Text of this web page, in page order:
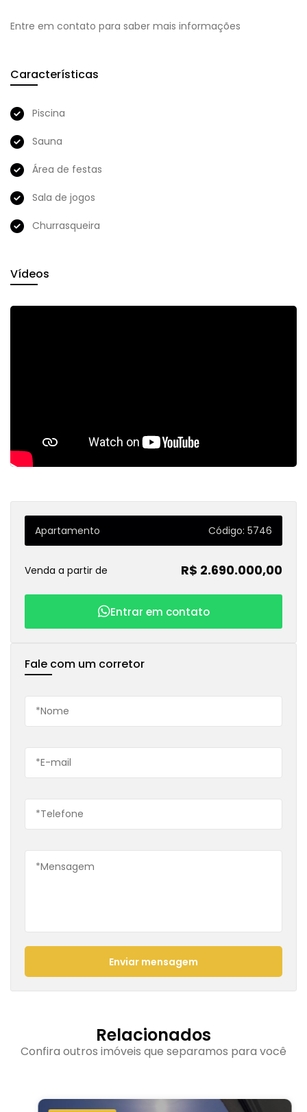
Entre em contato para saber mais informações
Características
Piscina
Sauna
Área de festas
Sala de jogos
Churrasqueira
Vídeos
Apartamento Código: 5746
Venda a partir de R$ 2.690.000,00
Entrar em contato
Fale com um corretor
Enviar mensagem
Relacionados
Confira outros imóveis que separamos para você